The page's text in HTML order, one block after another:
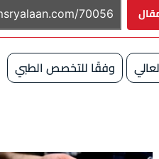
وفقًا للتخصص الطبي